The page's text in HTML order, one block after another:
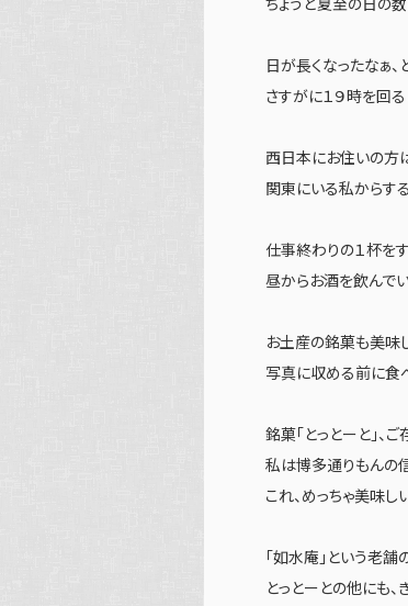
日が長くなったなぁ、
さすがに１９時を回
西日本にお住いの方
関東にいる私からす
仕事終わりの１杯を
昼からお酒を飲んで
お土産の銘菓も美味し
写真に収める前に食べ
銘菓「とっとーと」、
私は博多通りもんの
これ、めっちゃ美味しい！
「如水庵」という老
とっとーとの他にも、